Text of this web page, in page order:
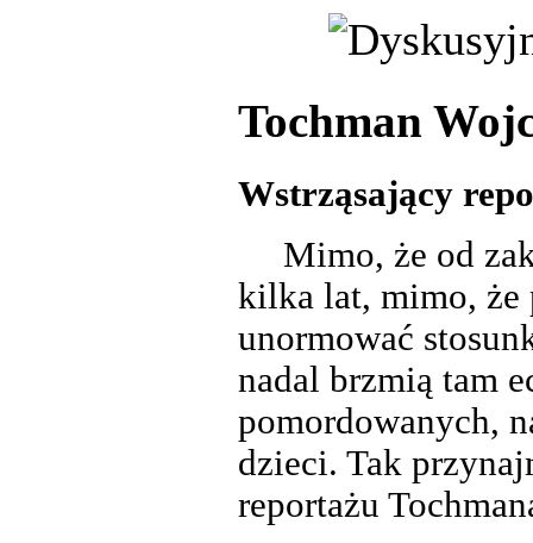
Tochman
Wstrząsający
Mimo, że od
kilka lat, mimo, że
unormować
nadal brzmią tam
pomordowanych,
dzieci. Tak
reportażu